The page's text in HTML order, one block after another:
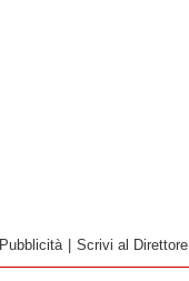
Pubblicità Scrivi al Direttore